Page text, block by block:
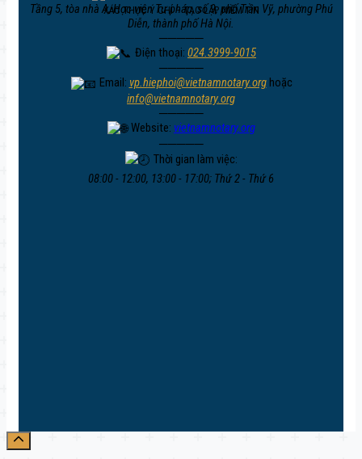
XÁC THỰC Ý CHÍ – TẠO LẬP NIỀM TIN
Tầng 5, tòa nhà A, Học viện Tư pháp, số 9, phố Trần Vỹ, phường Phú
Diễn, thành phố Hà Nội.
─────
Điện thoại:024.3999-9015
─────
Email: vp.hiephoi@vietnamnotary.orghoặc
info@vietnamnotary.org
─────
Website: vietnamnotary.org
─────
Thời gian làm việc:
08:00 - 12:00, 13:00 - 17:00; Thứ 2 - Thứ 6